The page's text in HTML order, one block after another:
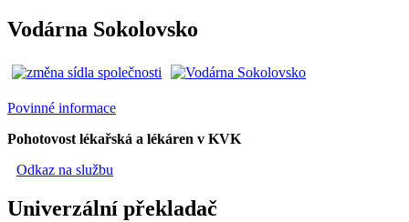
Vodárna Sokolovsko
Povinné informace
Pohotovost lékařská a lékáren v KVK
Odkaz na službu
Univerzální překladač